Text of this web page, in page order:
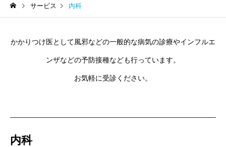
サービス 内科
かかりつけ医として風邪などの一般的な病気の診療やインフルエ
ンザなどの予防接種なども行っています。
お気軽に受診ください。
内科